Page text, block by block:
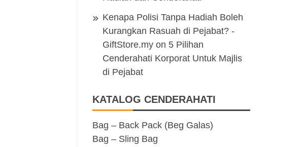
Kenapa Polisi Tanpa Hadiah Boleh
Kurangkan Rasuah di Pejabat? -
GiftStore.my on 5 Pilihan
Cenderahati Korporat Untuk Majlis
di Pejabat
KATALOG CENDERAHATI
Bag – Back Pack (Beg Galas)
Bag – Sling Bag